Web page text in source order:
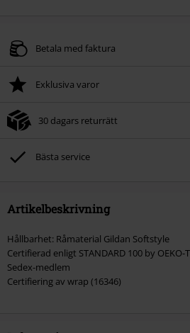
Betala med faktura
Exklusiva varor
30 dagars returrätt
Bästa service
Artikelbeskrivning
Hållbarhet: Råmaterial Gildan Softstyle
Certifierad enligt STANDARD 100 by OEKO-
Sedex-medlem
Certifiering av wrap (16346)